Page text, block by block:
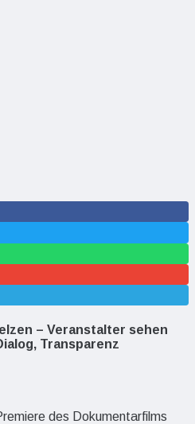
– Veranstalter sehen
Transparenz
des Dokumentarfilms